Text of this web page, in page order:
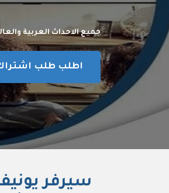
جميع الاحداث العربية
اطلب طلب
سيرفر